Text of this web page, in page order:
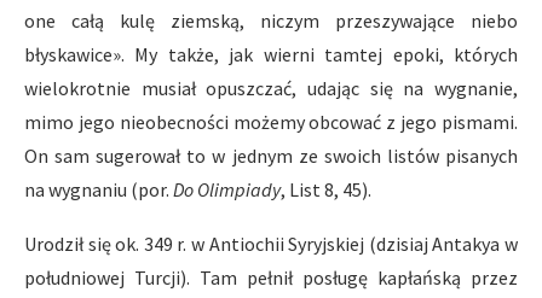
one całą kulę ziemską, niczym przeszywające niebo
błyskawice». My także, jak wierni tamtej epoki, których
wielokrotnie musiał opuszczać, udając się na wygnanie,
mimo jego nieobecności możemy obcować z jego pismami.
On sam sugerował to w jednym ze swoich listów pisanych
na wygnaniu (por. Do Olimpiady, List 8, 45).
Urodził się ok. 349 r. w Antiochii Syryjskiej (dzisiaj Antakya w
południowej Turcji). Tam pełnił posługę kapłańską przez